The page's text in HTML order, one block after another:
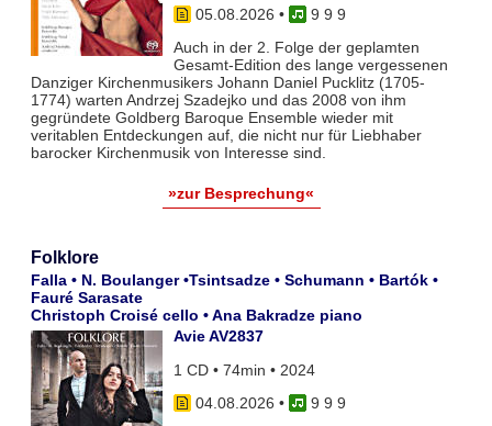
05.08.2026 •
9 9 9
Auch in der 2. Folge der geplamten
Gesamt-Edition des lange vergessenen
Danziger Kirchenmusikers Johann Daniel Pucklitz (1705-
1774) warten Andrzej Szadejko und das 2008 von ihm
gegründete Goldberg Baroque Ensemble wieder mit
veritablen Entdeckungen auf, die nicht nur für Liebhaber
barocker Kirchenmusik von Interesse sind.
»zur Besprechung«
Folklore
Falla • N. Boulanger •Tsintsadze • Schumann • Bartók •
Fauré Sarasate
Christoph Croisé cello • Ana Bakradze piano
Avie AV2837
1 CD • 74min • 2024
04.08.2026 •
9 9 9